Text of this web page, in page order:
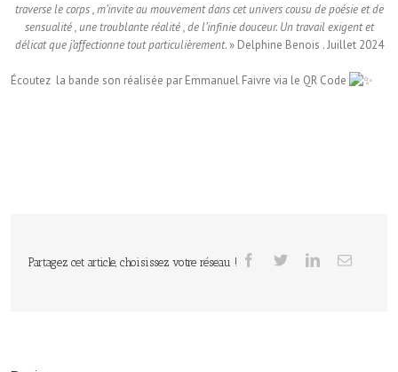
traverse le corps , m’invite au mouvement dans cet univers cousu de poésie et de
sensualité , une troublante réalité , de l’infinie douceur. Un travail exigent et
délicat que j’affectionne tout particulièrement. » Delphine Benois . Juillet 2024
Écoutez la bande son réalisée par Emmanuel Faivre via le QR Code
Partagez cet article, choisissez votre réseau !